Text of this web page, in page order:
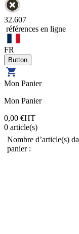
32.607
références en ligne
FR
Mon Panier
Mon Panier
0,00 €HT
0 article(s)
Nombre d’article(s)
panier :